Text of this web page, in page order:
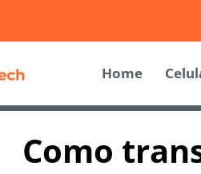
Home
Como